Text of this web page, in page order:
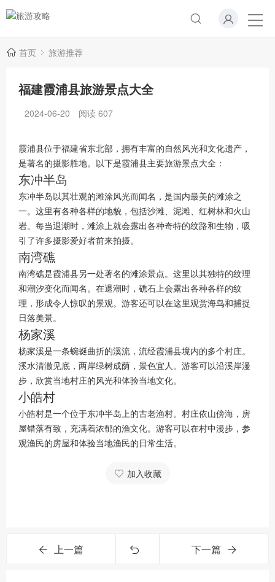
首页 旅游推荐
福建霞浦县旅游景点大全
2024-06-20 阅读 607
霞浦县位于福建省东北部，拥有丰富的自然风光和文化遗产，
是著名的摄影胜地。以下是霞浦县主要旅游景点大全：
东冲半岛
东冲半岛以其壮观的滩涂风光而闻名，是国内最美的滩涂之
一。这里有各种各样的地貌，包括沙滩、泥滩、红树林和火山
岩。每当退潮时，滩涂上就会露出各种奇特的纹路和生物，吸
引了许多摄影爱好者前来拍摄。
南湾礁
南湾礁是霞浦县另一处著名的滩涂景点。这里以其独特的纹理
和潮汐变化而闻名。在退潮时，礁石上会露出各种各样的纹
理，形成令人惊叹的景观。游客还可以在这里观赏海鸟和捕捉
日落美景。
杨家溪
杨家溪是一条蜿蜒曲折的溪流，流经霞浦县境内的多个村庄。
溪水清澈见底，两岸绿树成荫，景色宜人。游客可以沿溪岸漫
步，欣赏当地村庄的风光和体验当地文化。
小皓村
小皓村是一个位于东冲半岛上的古老渔村。村庄依山傍海，房
屋错落有致，充满着浓郁的渔文化。游客可以在村中漫步，参
观渔民的房屋和体验当地渔民的日常生活。
加入收藏
上一篇 下一篇